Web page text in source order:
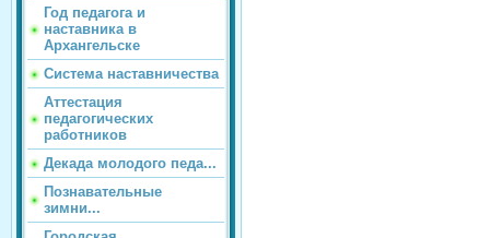
Год педагога и
наставника в
Архангельске
Система наставничества
Аттестация
педагогических
работников
Декада молодого педа...
Познавательные
зимни...